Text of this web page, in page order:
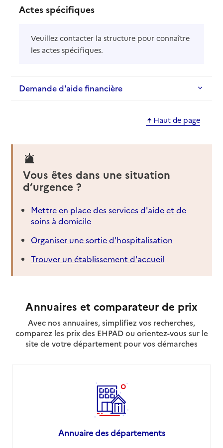
Actes spécifiques
Veuillez contacter la structure pour connaître
les actes spécifiques.
Demande d'aide financière
Haut de page
Vous êtes dans une situation
d’urgence ?
Mettre en place des services d'aide et de
soins à domicile
Organiser une sortie d'hospitalisation
Trouver un établissement d'accueil
Annuaires et comparateur de prix
Avec nos annuaires, simplifiez vos recherches,
comparez les prix des EHPAD ou orientez-vous sur le
site de votre département pour vos démarches
Annuaire des départements